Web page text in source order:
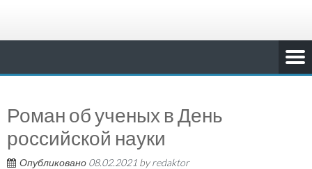
Роман об ученых в День
российской науки
Опубликовано 08.02.2021 byredaktor